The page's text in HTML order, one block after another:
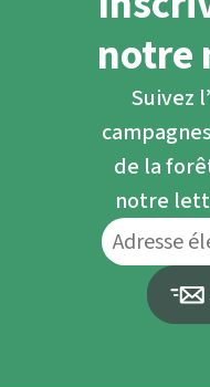
notre
Suivez
de la
notre